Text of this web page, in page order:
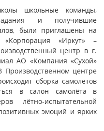
школьные команды,
и получившие
были приглашены на
«Иркут» –
центр в г.
АО «Компания «Сухой»
центре
сборка самолётов
в салон самолёта в
лётно-испытательной
эмоций и ярких